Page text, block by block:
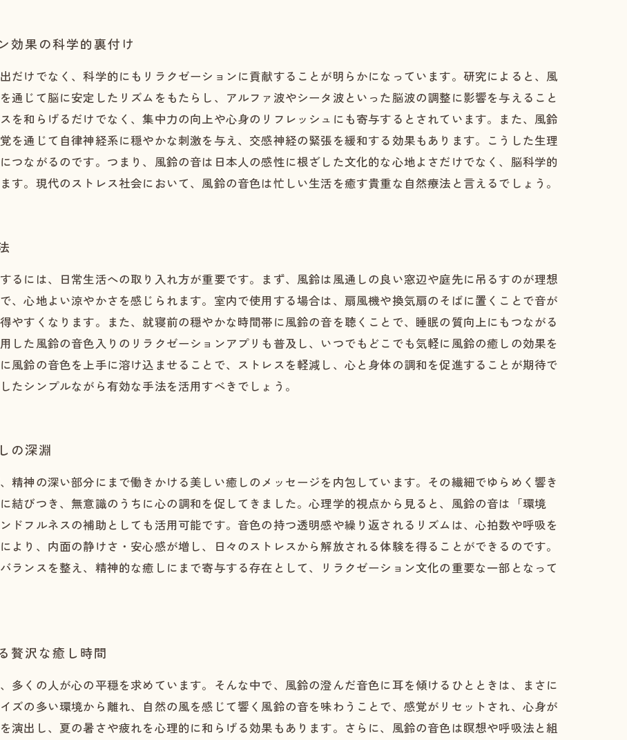
効果の科学的裏付け
だけでなく、科学的にもリラクゼーションに貢献することが明らかになっています。研究によると、風
通じて脳に安定したリズムをもたらし、アルファ波やシータ波といった脳波の調整に影響を与えること
を和らげるだけでなく、集中力の向上や心身のリフレッシュにも寄与するとされています。また、風鈴
を通じて自律神経系に穏やかな刺激を与え、交感神経の緊張を緩和する効果もあります。こうした生理
つながるのです。つまり、風鈴の音は日本人の感性に根ざした文化的な心地よさだけでなく、脳科学的
す。現代のストレス社会において、風鈴の音色は忙しい生活を癒す貴重な自然療法と言えるでしょう。
るには、日常生活への取り入れ方が重要です。まず、風鈴は風通しの良い窓辺や庭先に吊るすのが理想
、心地よい涼やかさを感じられます。室内で使用する場合は、扇風機や換気扇のそばに置くことで音が
やすくなります。また、就寝前の穏やかな時間帯に風鈴の音を聴くことで、睡眠の質向上にもつながる
した風鈴の音色入りのリラクゼーションアプリも普及し、いつでもどこでも気軽に風鈴の癒しの効果を
風鈴の音色を上手に溶け込ませることで、ストレスを軽減し、心と身体の調和を促進することが期待で
たシンプルながら有効な手法を活用すべきでしょう。
の深淵
精神の深い部分にまで働きかける美しい癒しのメッセージを内包しています。その繊細でゆらめく響き
結びつき、無意識のうちに心の調和を促してきました。心理学的視点から見ると、風鈴の音は「環境
ドフルネスの補助としても活用可能です。音色の持つ透明感や繰り返されるリズムは、心拍数や呼吸を
より、内面の静けさ・安心感が増し、日々のストレスから解放される体験を得ることができるのです。
ランスを整え、精神的な癒しにまで寄与する存在として、リラクゼーション文化の重要な一部となって
贅沢な癒し時間
多くの人が心の平穏を求めています。そんな中で、風鈴の澄んだ音色に耳を傾けるひとときは、まさに
ズの多い環境から離れ、自然の風を感じて響く風鈴の音を味わうことで、感覚がリセットされ、心身が
演出し、夏の暑さや疲れを心理的に和らげる効果もあります。さらに、風鈴の音色は瞑想や呼吸法と組